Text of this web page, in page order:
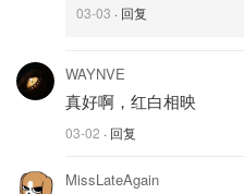
03-03 · 回复
WAYNVE
真好啊，红白相映
03-02 · 回复
MissLateAgain